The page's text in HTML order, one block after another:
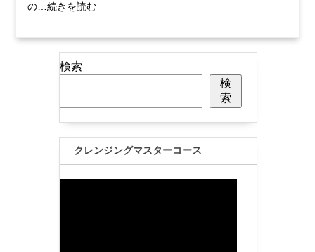
の…続きを読む
検索
検
索
クレンジングマスターコース